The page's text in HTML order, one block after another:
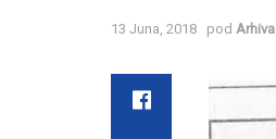
13 Juna, 2018 pod Arhiva